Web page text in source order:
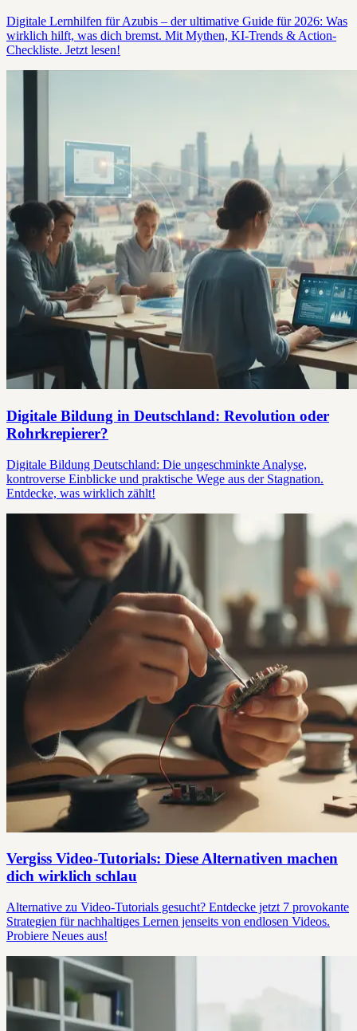
Digitale Lernhilfen für Azubis – der ultimative Guide für 2026: Was
wirklich hilft, was dich bremst. Mit Mythen, KI-Trends & Action-
Checkliste. Jetzt lesen!
Digitale Bildung in Deutschland: Revolution oder
Rohrkrepierer?
Digitale Bildung Deutschland: Die ungeschminkte Analyse,
kontroverse Einblicke und praktische Wege aus der Stagnation.
Entdecke, was wirklich zählt!
Vergiss Video-Tutorials: Diese Alternativen machen
dich wirklich schlau
Alternative zu Video-Tutorials gesucht? Entdecke jetzt 7 provokante
Strategien für nachhaltiges Lernen jenseits von endlosen Videos.
Probiere Neues aus!